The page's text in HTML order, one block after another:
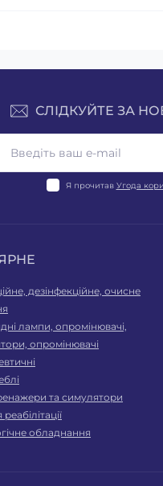
СЛІДКУЙТЕ ЗА
Я прочитав Угода
дезінфекційне, очисне
лампи, опромінювачі,
опромінювачі
та симулятори
обладнання